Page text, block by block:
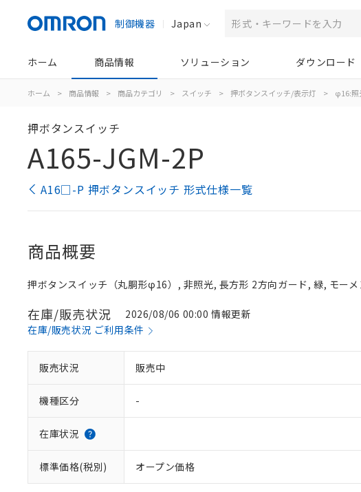
制御機器 Japan
ホーム 商品情報 ソリューション ダウンロード
ホーム > 商品情報 > 商品カテゴリ > スイッチ > 押ボタンスイッチ/表示灯 > φ16:照
押ボタンスイッチ
A165-JGM-2P
A16□-P 押ボタンスイッチ 形式仕様一覧
商品概要
押ボタンスイッチ（丸胴形φ16）, 非照光, 長方形 2方向ガード, 緑, モー
在庫/販売状況
2026/08/06 00:00 情報更新
在庫/販売状況 ご利用条件
販売状況 販売中
機種区分 -
在庫状況
標準価格(税別) オープン価格